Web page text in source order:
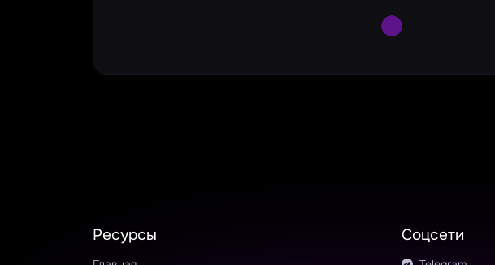
Large Spinner
Ресурсы Соцсети